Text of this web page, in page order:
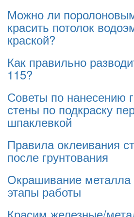
Можно ли
красить потолок
краской?
Как правильно
115?
Советы по нанесению
стены по подкраску
шпаклевкой
Правила оклеивания
после грунтования
Окрашивание металла
этапы работы